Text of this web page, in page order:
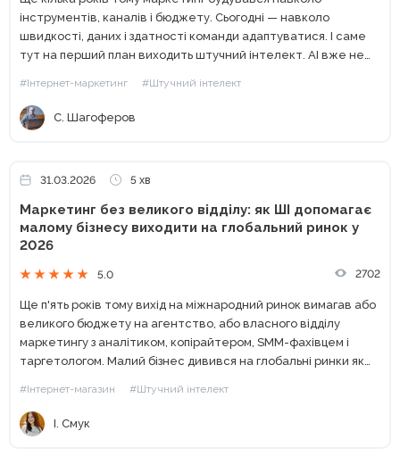
інструментів, каналів і бюджету. Сьогодні — навколо
швидкості, даних і здатності команди адаптуватися. І саме
тут на перший план виходить штучний інтелект. AI вже не
багатьох...
#Інтернет-маркетинг #Штучний інтелект
С. Шагоферов
31.03.2026 5 хв
Маркетинг без великого відділу: як ШІ допомагає
малому бізнесу виходити на глобальний ринок у
2026
5.0 2702
Ще п'ять років тому вихід на міжнародний ринок вимагав або
великого бюджету на агентство, або власного відділу
маркетингу з аналітиком, копірайтером, SMM-фахівцем і
таргетологом. Малий бізнес дивився на глобальні ринки як
#Інтернет-магазин #Штучний інтелект
І. Смук